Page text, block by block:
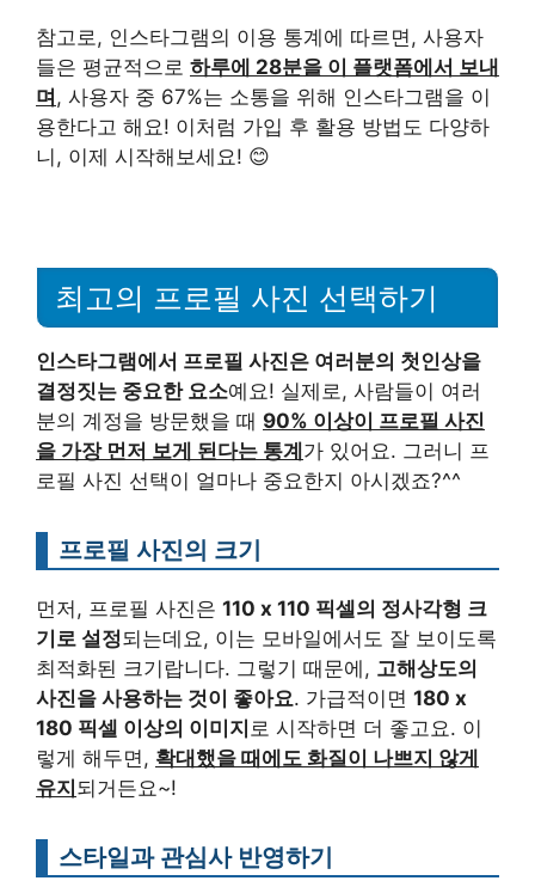
참고로, 인스타그램의 이용 통계에 따르면, 사용자
들은 평균적으로 하루에 28분을 이 플랫폼에서 보내
며 , 사용자 중 67%는 소통을 위해 인스타그램을 이
용한다고 해요! 이처럼 가입 후 활용 방법도 다양하
니, 이제 시작해보세요! 😊
최고의 프로필 사진 선택하기
인스타그램에서 프로필 사진은 여러분의 첫인상을
결정짓는 중요한 요소예요! 실제로, 사람들이 여러
분의 계정을 방문했을 때 90% 이상이 프로필 사진
을 가장 먼저 보게 된다는 통계 가 있어요. 그러니 프
로필 사진 선택이 얼마나 중요한지 아시겠죠?^^
프로필 사진의 크기
먼저, 프로필 사진은 110 x 110 픽셀의 정사각형 크
기로 설정되는데요, 이는 모바일에서도 잘 보이도록
최적화된 크기랍니다. 그렇기 때문에, 고해상도의
사진을 사용하는 것이 좋아요. 가급적이면 180 x
180 픽셀 이상의 이미지 로 시작하면 더 좋고요. 이
렇게 해두면, 확대했을 때에도 화질이 나쁘지 않게
유지 되거든요~!
스타일과 관심사 반영하기